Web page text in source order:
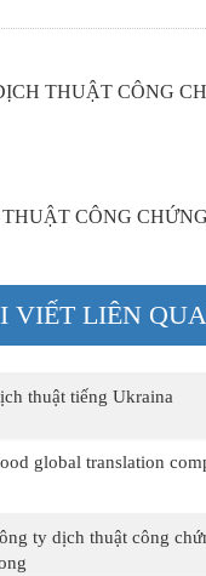
THUẬT CÔNG
CÔNG
VIẾT LIÊN
thuật tiếng Ukraina
global translation
ty dịch thuật công